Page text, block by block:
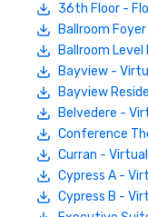
36th Floor -
Ballroom
Ballroom
Bayview -
Bayview
Belvedere -
Conference
Curran -
Cypress A -
Cypress B -